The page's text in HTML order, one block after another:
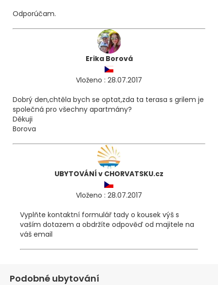
Odporúčam.
Erika Borová
Vloženo : 28.07.2017
Dobrý den,chtěla bych se optat,zda ta terasa s grilem je
společná pro všechny apartmány?
Děkuji
Borova
UBYTOVÁNÍ v CHORVATSKU.cz
Vloženo : 28.07.2017
Vyplňte kontaktní formulář tady o kousek výš s
vaším dotazem a obdržíte odpověď od majitele na
váš email
Podobné ubytování